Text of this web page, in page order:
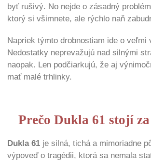
byť rušivý. No nejde o zásadný
ktorý si všimnete, ale rýchlo naň
Napriek týmto drobnostiam ide o veľmi
Nedostatky neprevažujú nad silnými
naopak. Len podčiarkujú, že aj
mať malé trhlinky.
Prečo Dukla 61 stojí
Dukla 61 je silná, tichá a mimoriadne
výpoveď o tragédii, ktorá sa nemala